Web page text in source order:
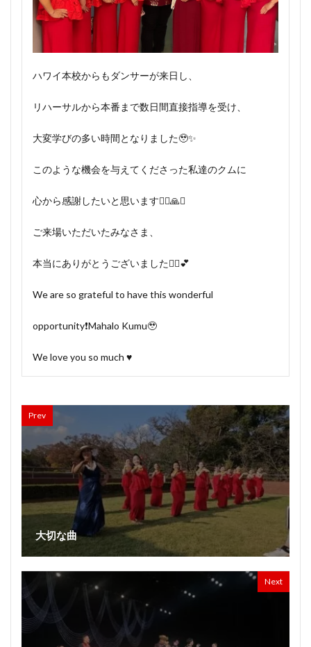
ハワイ本校からもダンサーが来日し、
リハーサルから本番まで数日間直接指導を受け、
大変学びの多い時間となりました🥹✨
このような機会を与えてくださった私達のクムに
心から感謝したいと思います🙇‍♀️🙏✨
ご来場いただいたみなさま、
本当にありがとうございました🙇‍♀️💕
We are so grateful to have this wonderful
opportunity❗️Mahalo Kumu🥹
We love you so much ♥️
Prev
大切な曲
Next